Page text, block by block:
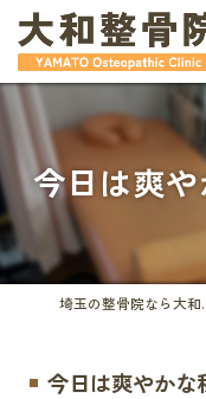
今日は爽
埼玉
今日は爽やかな